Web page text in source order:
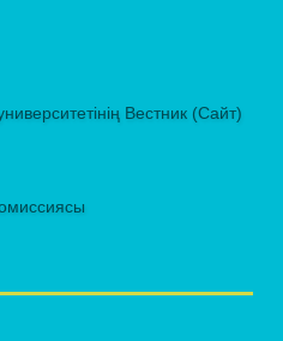
Вестник (Сайт)